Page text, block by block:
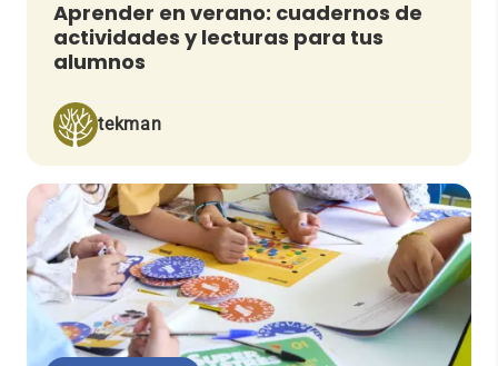
Aprender en verano: cuadernos de
actividades y lecturas para tus
alumnos
tekman